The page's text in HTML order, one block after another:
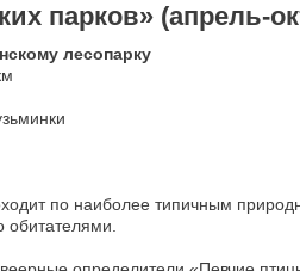
парков» (апрель-
лесопарку
по наиболее типичным
обитателями.